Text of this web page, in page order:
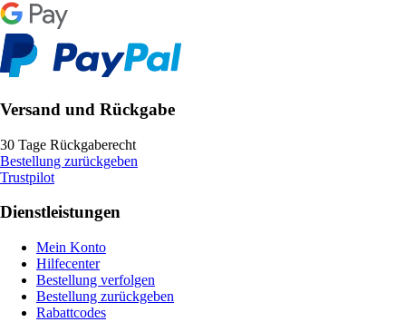
Versand und Rückgabe
30 Tage Rückgaberecht
Bestellung zurückgeben
Trustpilot
Dienstleistungen
Mein Konto
Hilfecenter
Bestellung verfolgen
Bestellung zurückgeben
Rabattcodes